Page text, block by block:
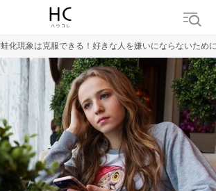
蛙化現象は克服できる！好きな人を嫌いにならないため